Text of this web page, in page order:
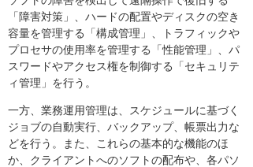
「障害対策」、ハードの配置やディスクの空き
容量を管理する「構成管理」、トラフィックや
プロセサの使用率を管理する「性能管理」、パ
スワードやアクセス権を制御する「セキュリテ
ィ管理」を行う。
一方、業務運用管理は、スケジュールに基づく
ジョブの自動実行、バックアップ、帳票出力な
どを行う。また、これらの基本的な機能のほ
か、クライアントへのソフトの配布や、各パソ